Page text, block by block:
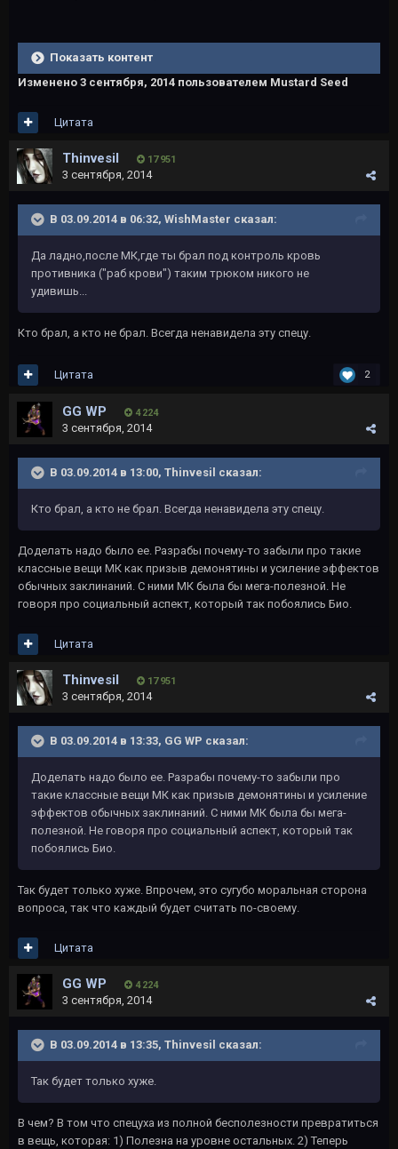
Показать контент
Изменено 3 сентября, 2014 пользователем Mustard Seed
Цитата
Thinvesil 17 951
3 сентября, 2014
В 03.09.2014 в 06:32, WishMaster сказал:
Да ладно,после МК,где ты брал под контроль кровь
противника ("раб крови") таким трюком никого не
удивишь...
Кто брал, а кто не брал. Всегда ненавидела эту спецу.
2
Цитата
GG WP 4 224
3 сентября, 2014
В 03.09.2014 в 13:00, Thinvesil сказал:
Кто брал, а кто не брал. Всегда ненавидела эту спецу.
Доделать надо было ее. Разрабы почему-то забыли про такие
классные вещи МК как призыв демонятины и усиление эффектов
обычных заклинаний. С ними МК была бы мега-полезной. Не
говоря про социальный аспект, который так побоялись Био.
Цитата
Thinvesil 17 951
3 сентября, 2014
В 03.09.2014 в 13:33, GG WP сказал:
Доделать надо было ее. Разрабы почему-то забыли про
такие классные вещи МК как призыв демонятины и усиление
эффектов обычных заклинаний. С ними МК была бы мега-
полезной. Не говоря про социальный аспект, который так
побоялись Био.
Так будет только хуже. Впрочем, это сугубо моральная сторона
вопроса, так что каждый будет считать по-своему.
Цитата
GG WP 4 224
3 сентября, 2014
В 03.09.2014 в 13:35, Thinvesil сказал:
Так будет только хуже.
В чем? В том что спецуха из полной бесполезности превратиться
в вещь, которая: 1) Полезна на уровне остальных. 2) Теперь